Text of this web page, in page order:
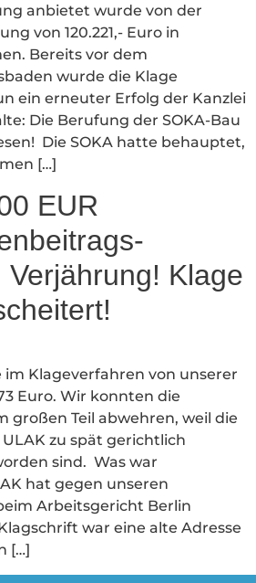
anbietet wurde von der
von 120.221,- Euro in
Bereits vor dem
wurde die Klage
ein erneuter Erfolg der Kanzlei
Die Berufung der SOKA-Bau
Die SOKA hatte behauptet,
[…]
EUR
Klage
im Klageverfahren von unserer
Euro. Wir konnten die
großen Teil abwehren, weil die
zu spät gerichtlich
sind. Was war
hat gegen unseren
Arbeitsgericht Berlin
war eine alte Adresse
[…]